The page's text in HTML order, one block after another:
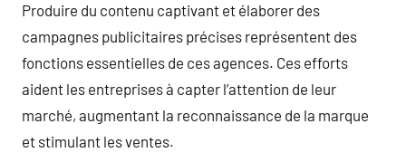
Produire du contenu captivant et élaborer des
campagnes publicitaires précises représentent des
fonctions essentielles de ces agences. Ces efforts
aident les entreprises à capter l’attention de leur
marché, augmentant la reconnaissance de la marque
et stimulant les ventes.